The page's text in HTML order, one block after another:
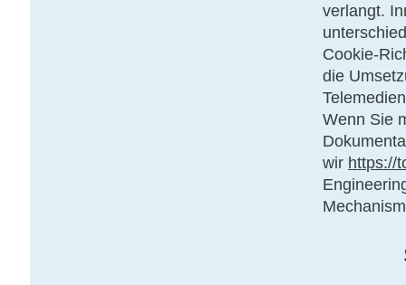
verlangt.
Cookie-
die
Wenn Sie
wir https://